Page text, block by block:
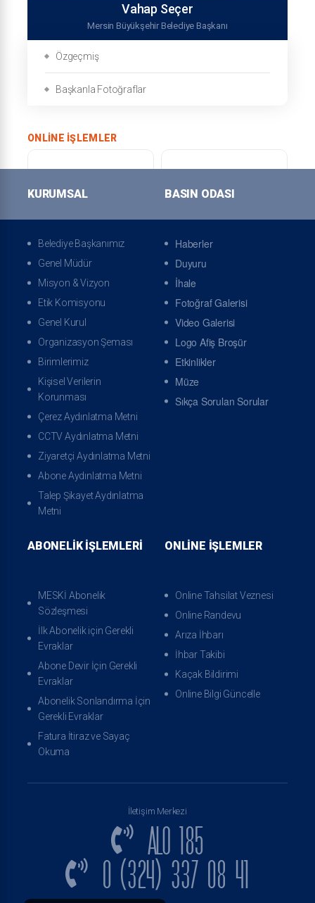
Vahap Seçer
Mersin Büyükşehir Belediye Başkanı
Özgeçmiş
Başkanla Fotoğraflar
ONLINE İŞLEMLER
Arıza İhbarı İhbar Takibi
Kaçak Bildirimi
KURUMSAL
Belediye Başkanımız
Genel Müdür
Misyon & Vizyon
Etik Komisyonu
Genel Kurul
Organizasyon Şeması
Birimlerimiz
Kişisel Verilerin
Korunması
Çerez Aydınlatma Metni
CCTV Aydınlatma Metni
Ziyaretçi Aydınlatma Metni
Abone Aydınlatma Metni
Talep Şikayet Aydınlatma
Metni
BASIN ODASI
Haberler
Duyuru
İhale
Fotoğraf Galerisi
Video Galerisi
Logo Afiş Broşür
Etkinlikler
Müze
Sıkça Sorulan Sorular
ABONELIK İŞLEMLERI
MESKİ Abonelik
Sözleşmesi
İlk Abonelik için Gerekli
Evraklar
Abone Devir İçin Gerekli
Evraklar
Abonelik Sonlandırma İçin
Gerekli Evraklar
Fatura İtiraz ve Sayaç
Okuma
ONLINE İŞLEMLER
Online Tahsilat Veznesi
Online Randevu
Arıza İhbarı
İhbar Takibi
Kaçak Bildirimi
Online Bilgi Güncelle
İletişim Merkezi
ALO 185
0 (324) 337 08 41